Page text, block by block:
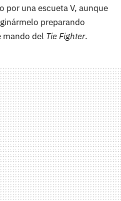
por una escueta V, aunque
preparando
mando del Tie Fighter.